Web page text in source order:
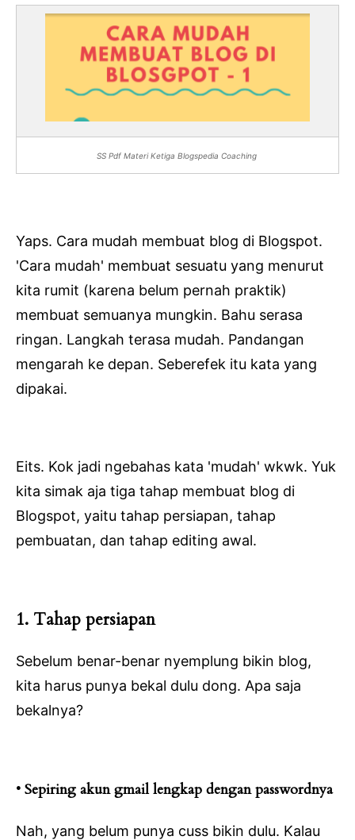
SS Pdf Materi Ketiga Blogspedia Coaching
Yaps. Cara mudah membuat blog di Blogspot.
'Cara mudah' membuat sesuatu yang menurut
kita rumit (karena belum pernah praktik)
membuat semuanya mungkin. Bahu serasa
ringan. Langkah terasa mudah. Pandangan
mengarah ke depan. Seberefek itu kata yang
dipakai.
Eits. Kok jadi ngebahas kata 'mudah' wkwk. Yuk
kita simak aja tiga tahap membuat blog di
Blogspot, yaitu tahap persiapan, tahap
pembuatan, dan tahap editing awal.
1. Tahap persiapan
Sebelum benar-benar nyemplung bikin blog,
kita harus punya bekal dulu dong. Apa saja
bekalnya?
• Sepiring akun gmail lengkap dengan passwordnya
Nah, yang belum punya cuss bikin dulu. Kalau